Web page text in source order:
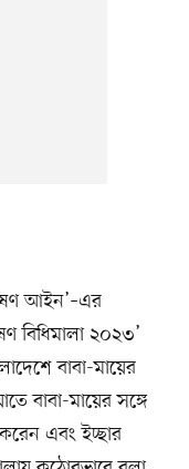
আইন’–এর
বিধিমালা ২০২৩’
বাবা-মায়ের
বাবা-মায়ের সঙ্গে
এবং ইচ্ছার